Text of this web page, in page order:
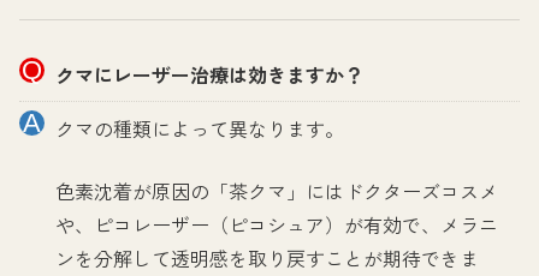
クマにレーザー治療は効きますか？
クマの種類によって異なります。
色素沈着が原因の「茶クマ」にはドクターズコスメ
や、ピコレーザー（ピコシュア）が有効で、メラニ
ンを分解して透明感を取り戻すことが期待できま